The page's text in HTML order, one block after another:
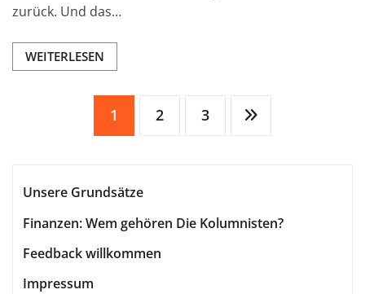
zurück. Und das…
WEITERLESEN
Seitennummerierung
Beiträge
1 2 3
Unsere Grundsätze
Finanzen: Wem gehören Die Kolumnisten?
Feedback willkommen
Impressum